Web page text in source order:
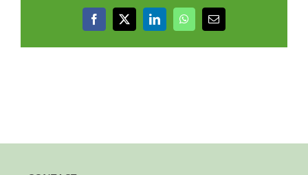
Facebook
X LinkedInWhatsApp
E-